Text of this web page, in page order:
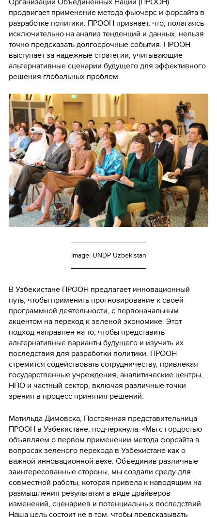
продвигает применение метода фьючерс и форсайта в
разработке политики. ПРООН признает, что, полагаясь
исключительно на анализ тенденций и данных, нельзя
точно предсказать долгосрочные события. ПРООН
выступает за надежные стратегии, учитывающие
альтернативные сценарии будущего для эффективного
решения глобальных проблем.
Image: UNDP Uzbekistan
В Узбекистане ПРООН предлагает инновационный
путь, чтобы применить прогнозирование к своей
программной деятельности, с первоначальным
акцентом на переход к зеленой экономике. Этот
подход направлен на то, чтобы представить
альтернативные варианты будущего и изучить их
последствия для разработки политики. ПРООН
стремится содействовать сотрудничеству, привлекая
государственные учреждения, аналитические центры,
НПО и частный сектор, включая различные точки
зрения в процесс принятия решений.
Матильда Димовска, Постоянная представительница
ПРООН в Узбекистане, подчеркнула: «Мы с гордостью
объявляем о первом применении метода форсайта в
вопросах зеленого перехода в Узбекистане как о
важной инновационной вехе. Объединив различные
заинтересованные стороны, мы создали среду для
совместной работы, которая привела к наводящим на
размышления результатам в виде драйверов
изменений, сценариев и потенциальных последствий.
Наша цель состоит не в том, чтобы предсказывать